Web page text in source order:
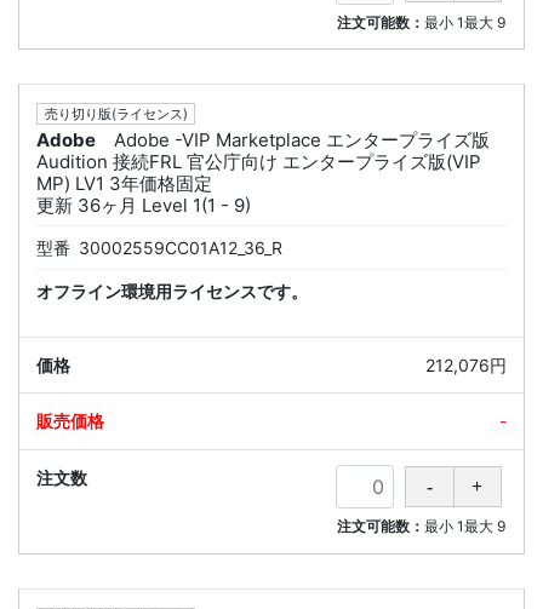
注文可能数：最小 1最大 9
売り切り版(ライセンス)
Adobe
Adobe -VIP Marketplace エンタープライズ版
Audition 接続FRL 官公庁向け エンタープライズ版(VIP
MP) LV1 3年価格固定
更新 36ヶ月 Level 1(1 - 9)
型番 30002559CC01A12_36_R
オフライン環境用ライセンスです。
212,076円
-
注文可能数：最小 1最大 9